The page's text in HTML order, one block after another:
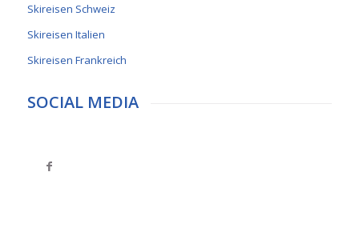
Skireisen Schweiz
Skireisen Italien
Skireisen Frankreich
SOCIAL MEDIA